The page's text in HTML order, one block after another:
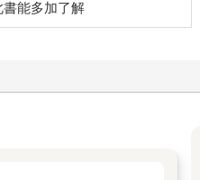
幣愈是沉迷。於是，他進行了
跟大部分的比特幣同好不一
最近剛得知有個比現行系統更
個星期，錢才會進到你的戶頭
時下最熱門的加密貨幣，透過此書能多加了解